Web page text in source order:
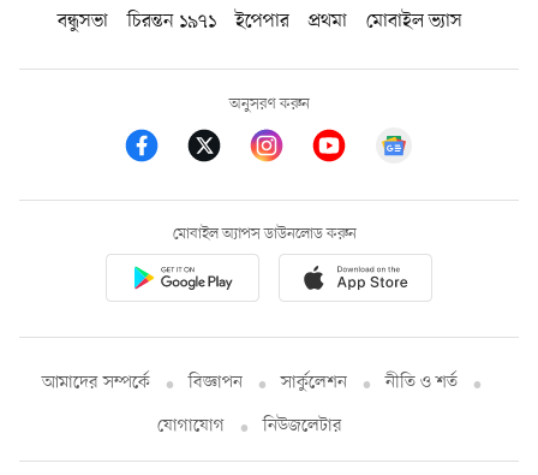
বন্ধুসভা
চিরন্তন ১৯৭১ ইপেপার প্রথমা মোবাইল ভ্যাস
অনুসরণ করুন
মোবাইল অ্যাপস ডাউনলোড করুন
আমাদের সম্পর্কে বিজ্ঞাপন সার্কুলেশন
নীতি ও শর্ত
যোগাযোগ
নিউজলেটার